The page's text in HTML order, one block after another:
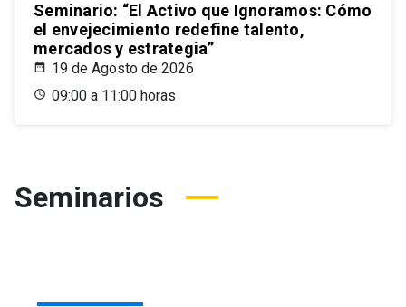
Seminario: “El Activo que Ignoramos: Cómo
el envejecimiento redefine talento,
mercados y estrategia”
19 de Agosto de 2026
09:00 a 11:00 horas
Seminarios